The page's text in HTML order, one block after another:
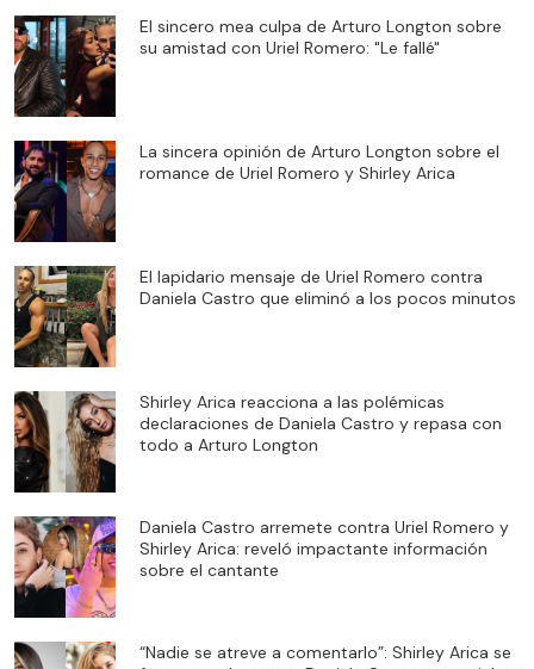
El sincero mea culpa de Arturo Longton sobre
su amistad con Uriel Romero: "Le fallé"
La sincera opinión de Arturo Longton sobre el
romance de Uriel Romero y Shirley Arica
El lapidario mensaje de Uriel Romero contra
Daniela Castro que eliminó a los pocos minutos
Shirley Arica reacciona a las polémicas
declaraciones de Daniela Castro y repasa con
todo a Arturo Longton
Daniela Castro arremete contra Uriel Romero y
Shirley Arica: reveló impactante información
sobre el cantante
“Nadie se atreve a comentarlo”: Shirley Arica se